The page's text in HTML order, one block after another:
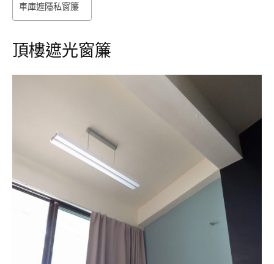
車庫遮隱私窗簾
頂樓遮光窗簾